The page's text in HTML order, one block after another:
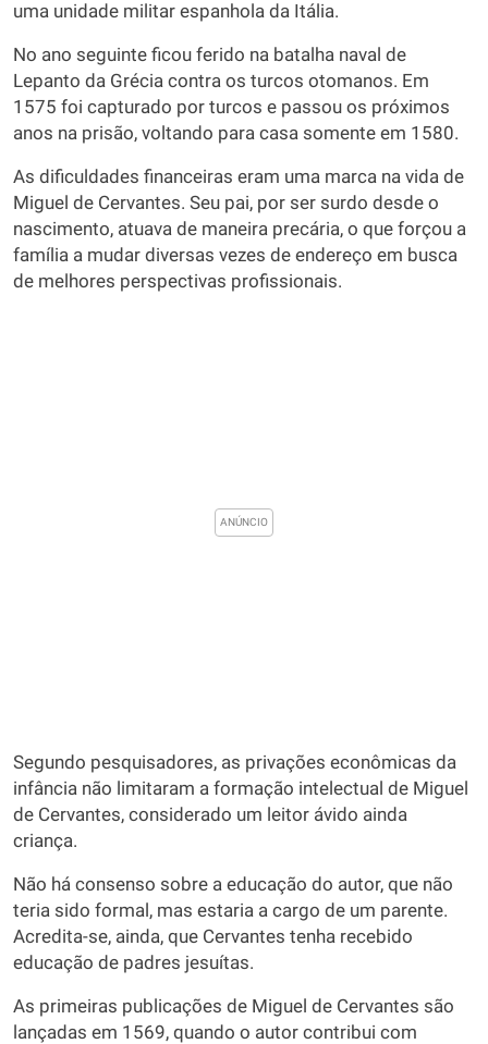
uma unidade militar espanhola da Itália.
No ano seguinte ficou ferido na batalha naval de
Lepanto da Grécia contra os turcos otomanos. Em
1575 foi capturado por turcos e passou os próximos
anos na prisão, voltando para casa somente em 1580.
As dificuldades financeiras eram uma marca na vida de
Miguel de Cervantes. Seu pai, por ser surdo desde o
nascimento, atuava de maneira precária, o que forçou a
família a mudar diversas vezes de endereço em busca
de melhores perspectivas profissionais.
Segundo pesquisadores, as privações econômicas da
infância não limitaram a formação intelectual de Miguel
de Cervantes, considerado um leitor ávido ainda
criança.
Não há consenso sobre a educação do autor, que não
teria sido formal, mas estaria a cargo de um parente.
Acredita-se, ainda, que Cervantes tenha recebido
educação de padres jesuítas.
As primeiras publicações de Miguel de Cervantes são
lançadas em 1569, quando o autor contribui com